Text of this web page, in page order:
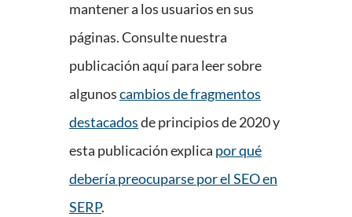
mantener a los usuarios en sus
páginas. Consulte nuestra
publicación aquí para leer sobre
algunoscambios de fragmentos
destacadosde principios de 2020 y
esta publicación explica por qué
debería preocuparse por el SEO en
SERP.